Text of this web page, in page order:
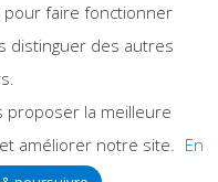
WordPress themes
pour faire fonctionner
distinguer des autres
proposer la meilleure
améliorer notre site. En